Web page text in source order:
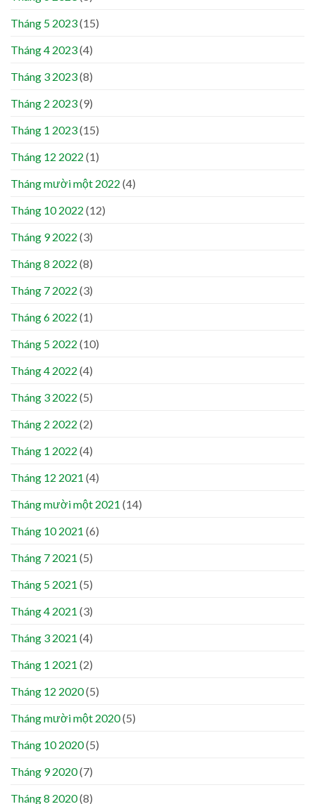
Tháng 5 2023(15)
Tháng 4 2023(4)
Tháng 3 2023(8)
Tháng 2 2023(9)
Tháng 1 2023(15)
Tháng 12 2022 (1)
Tháng mười một 2022 (4)
Tháng 10 2022 (12)
Tháng 9 2022 (3)
Tháng 8 2022 (8)
Tháng 7 2022 (3)
Tháng 6 2022 (1)
Tháng 5 2022 (10)
Tháng 4 2022 (4)
Tháng 3 2022 (5)
Tháng 2 2022 (2)
Tháng 1 2022 (4)
Tháng 12 2021 (4)
Tháng mười một 2021 (14)
Tháng 10 2021 (6)
Tháng 7 2021 (5)
Tháng 5 2021 (5)
Tháng 4 2021 (3)
Tháng 3 2021 (4)
Tháng 1 2021 (2)
Tháng 12 2020(5)
Tháng mười một 2020(5)
Tháng 10 2020(5)
Tháng 9 2020(7)
Tháng 8 2020(8)